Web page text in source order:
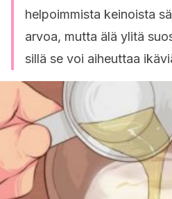
helpoimmista keinoista
arvoa, mutta älä ylitä
sillä se voi aiheuttaa